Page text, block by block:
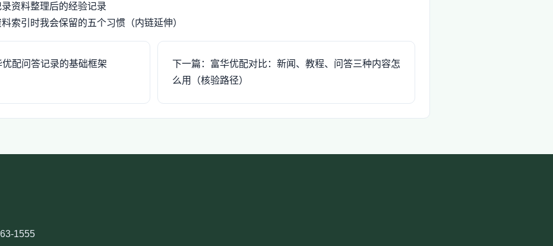
资料整理后的经验记录
索引时我会保留的五个习惯（内链延伸）
优配问答记录的基础框架
下一篇：富华优配对比：新闻、教程、问答三种内容怎
么用（核验路径）
1555